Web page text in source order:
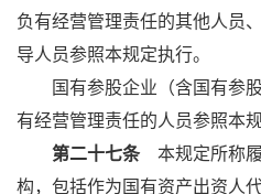
负有经营管理责任的其他人员
导人员参照本规定执行。
国有参股企业（含国有参股
有经营管理责任的人员参照本规
第二十七条本规定所称履
构，包括作为国有资产出资人